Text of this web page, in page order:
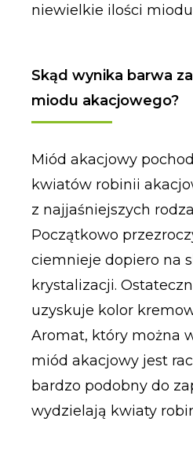
niewielkie ilości
Skąd wynika barwa
miodu akacjowego?
Miód akacjowy
kwiatów robinii
z najjaśniejszych
Początkowo
ciemnieje dopiero na
krystalizacji.
uzyskuje kolor
Aromat, który można
miód akacjowy jest
bardzo podobny do
wydzielają kwiaty